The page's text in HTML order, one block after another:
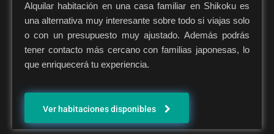
Alquilar habitación en una casa familiar en Shikoku es
una alternativa muy interesante sobre todo si viajas solo
o con un presupuesto muy ajustado. Además podrás
tener contacto más cercano con familias japonesas, lo
que enriquecerá tu experiencia.
Ver habitaciones disponibles